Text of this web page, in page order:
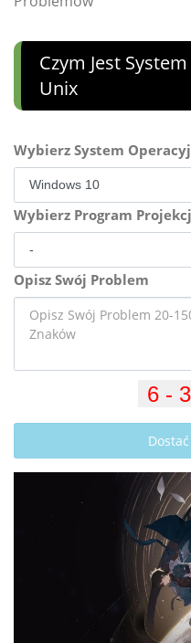
Czym Jest
Unix
Wybierz System
Wybierz Program
Opisz Swój Problem